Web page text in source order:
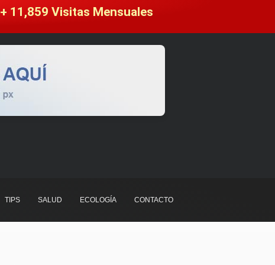
+ 11,859 Visitas Mensuales
TIPS SALUD ECOLOGÍA CONTACTO